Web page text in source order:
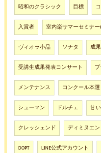
昭和のクラシック 目標
入賞者 室内楽サマーセミナー
ヴィオラ小品 ソナタ 成
受講生成果発表コンサート
メンテナンス コンクール本選
シューマン ドルチェ 甘い
クレッシェンド ディミヌエ
DOPT LINE公式アカウント